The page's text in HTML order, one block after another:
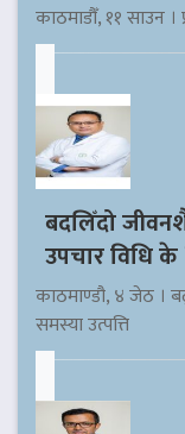
काठमाडौँ, ११ साउन ।
बदलिँदो
उपचार विधि के
काठमाण्डौ, ४ जेठ ।
समस्या उत्पत्ति